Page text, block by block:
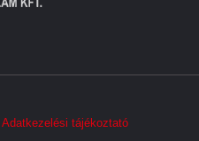
Adatkezelési tájékoztató